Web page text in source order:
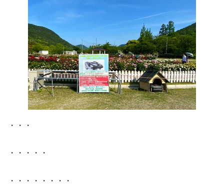
・・・
・・・・・
・・・・・・・・